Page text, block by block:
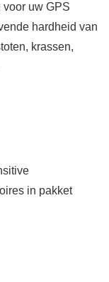
uw GPS
hardheid van
krassen,
in pakket